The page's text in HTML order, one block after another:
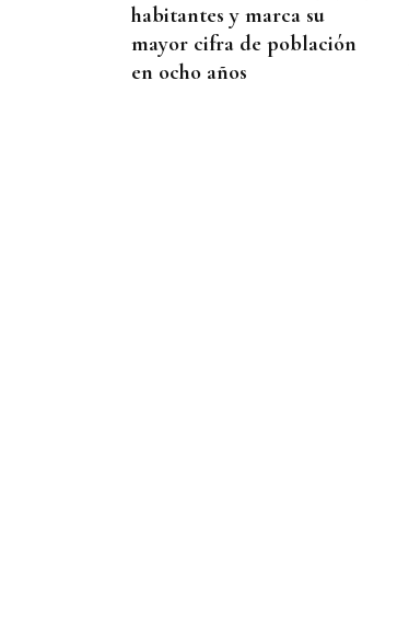
habitantes y marca su
mayor cifra de población
en ocho años